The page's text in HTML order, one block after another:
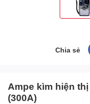
Chia sẻ
Ampe kìm hiện
(300A)